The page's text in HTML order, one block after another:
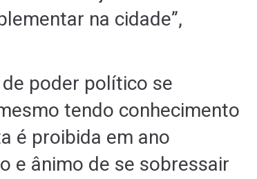
na cidade”,
poder político se
tendo conhecimento
é proibida em ano
e ânimo de se sobressair